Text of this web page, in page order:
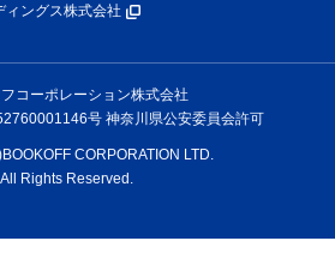
ィングス株式会社
コーポレーション株式会社
号 神奈川県公安委員会許可
CORPORATION LTD.
All Rights Reserved.